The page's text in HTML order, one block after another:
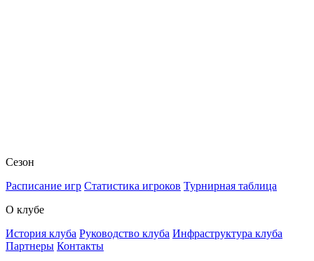
Сезон
Расписание игр Статистика игроков Турнирная таблица
О клубе
История клуба Руководство клуба Инфраструктура клуба
Партнеры Контакты